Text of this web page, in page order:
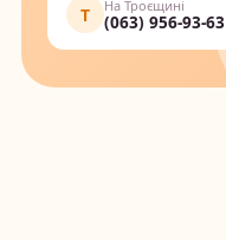
Т На Троєщині
(063) 956-93-63